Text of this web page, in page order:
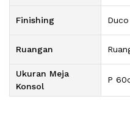
Finishing
Ruangan
Ukuran Meja
Konsol
P